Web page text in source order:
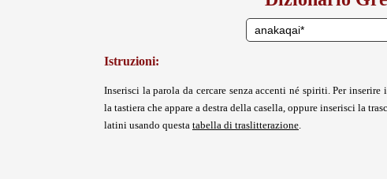
Istruzioni:
Inserisci la parola da cercare senza accenti né spiriti. Per inserire
la tastiera che appare a destra della casella, oppure inserisci la
latini usando questa tabella di traslitterazione.